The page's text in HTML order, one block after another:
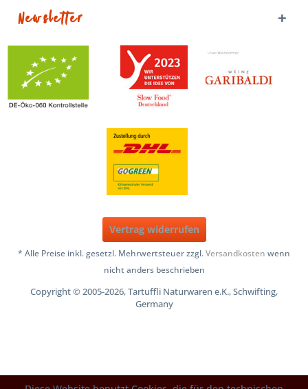
Newsletter
Vertrag widerrufen
* Alle Preise inkl. gesetzl. Mehrwertsteuer zzgl.Versandkosten wenn
nicht anders beschrieben
Copyright © 2005-2026, Tartuffli Naturwaren e.K., Schwifting,
Germany